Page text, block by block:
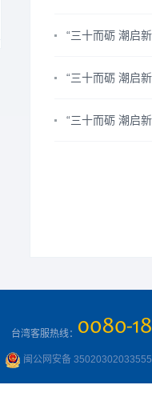
“三十而砺 潮启
“三十而砺 潮启
“三十而砺 潮启
台湾客服热线：
闽公网安备